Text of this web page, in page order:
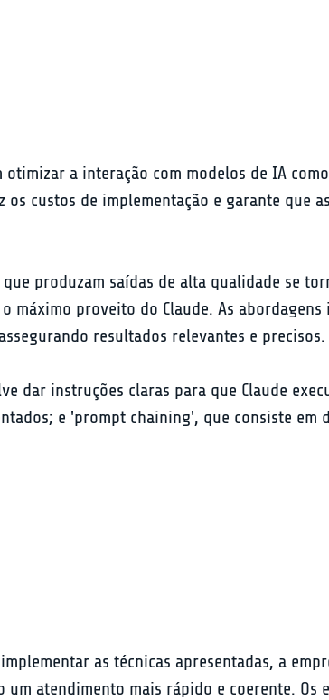
a interação com modelos de IA como
custos de implementação e garante que
produzam saídas de alta qualidade se
proveito do Claude. As abordagens
resultados relevantes e precisos.
dar instruções claras para que Claude
e 'prompt chaining', que consiste em
as técnicas apresentadas, a
atendimento mais rápido e coerente. Os